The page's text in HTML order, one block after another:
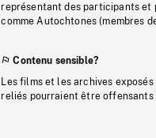
représentant des participants et
comme Autochtones (membres
Contenu sensible?
Les films et les archives
reliés pourraient être offensants